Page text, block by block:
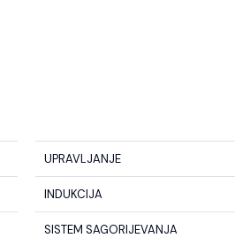
UPRAVLJANJE
INDUKCIJA
SISTEM SAGORIJEVANJA